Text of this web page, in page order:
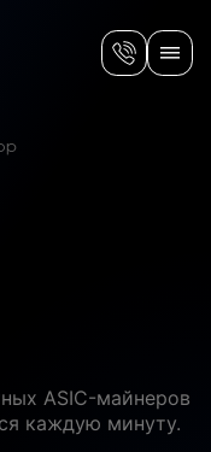
ASIC-майнеров
каждую минуту.